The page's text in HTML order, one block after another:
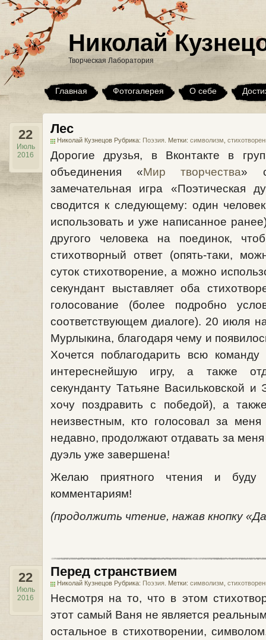
Николай
Творческая Лаборатория
Главная Фотогалерея О себе
Лес
Николай Кузнецов Рубрика: Поэзия . Метки: символизм
22
Июль
2016
Дорогие друзья, в Вконтакте в
объединения «Мир творчества» с
замечательная игра «Поэтическая
сводится к следующему: один
использовать и уже написанное
другого человека на поединок,
стихотворный ответ (опять-таки,
суток стихотворение, а можно
секундант выставляет оба
голосование (более подробно
соответствующем диалоге). 20 июля
Мурлыкина, благодаря чему и
Хочется поблагодарить всю
интереснейшую игру, а также
секунданту Татьяне Васильковской
хочу поздравить с победой), а
неизвестным, кто голосовал за
недавно, продолжают отдавать за
дуэль уже завершена!
Желаю приятного чтения и
комментариям!
(продолжить чтение, нажав кнопку
Перед странствием
Николай Кузнецов Рубрика: Поэзия . Метки: символизм
22
Июль
2016
Несмотря на то, что в этом
этот самый Ваня не является
остальное в стихотворении,